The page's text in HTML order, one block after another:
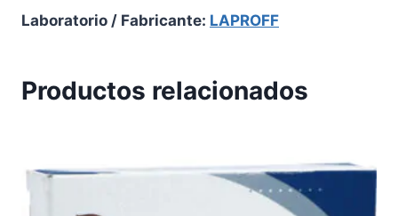
Laboratorio / Fabricante: LAPROFF
Productos relacionados